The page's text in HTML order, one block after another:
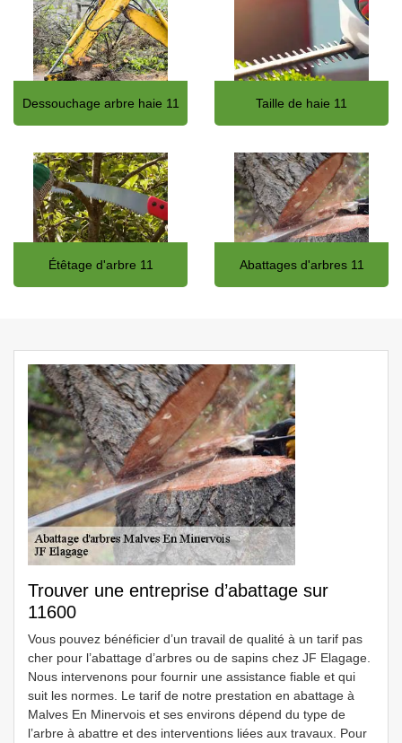
Dessouchage arbre haie 11 Taille de haie 11
Étêtage d'arbre 11 Abattages d'arbres 11
Trouver une entreprise d’abattage sur
11600
Vous pouvez bénéficier d’un travail de qualité à un tarif pas
cher pour l’abattage d’arbres ou de sapins chez JF Elagage.
Nous intervenons pour fournir une assistance fiable et qui
suit les normes. Le tarif de notre prestation en abattage à
Malves En Minervois et ses environs dépend du type de
l’arbre à abattre et des interventions liées aux travaux. Pour